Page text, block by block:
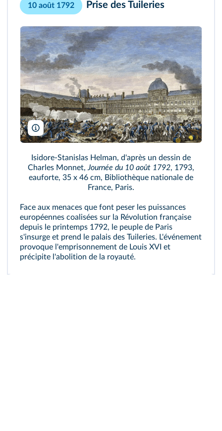
10 août 1792 Prise des Tuileries
AKG
Isidore-Stanislas Helman, d'après un dessin de
Charles Monnet,Journée du 10 août 1792, 1793,
eauforte, 35 x 46 cm, Bibliothèque nationale de
France, Paris.
Face aux menaces que font peser les puissances
européennes coalisées sur la Révolution française
depuis le printemps 1792, le peuple de Paris
s'insurge et prend le palais des Tuileries. L'événement
provoque l'emprisonnement de Louis XVI et
précipite l'abolition de la royauté.